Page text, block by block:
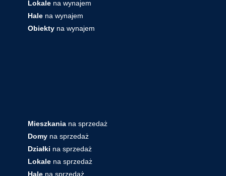
Lokale na wynajem
Hale na wynajem
Obiekty na wynajem
Mieszkania na sprzedaż
Domy na sprzedaż
Działki na sprzedaż
Lokale na sprzedaż
Hale na sprzedaż